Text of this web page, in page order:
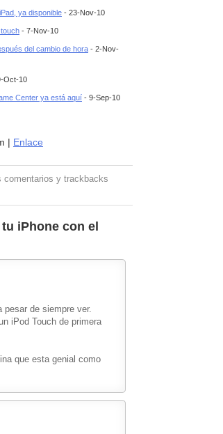
ya disponible - 23-Nov-10
- 7-Nov-10
del cambio de hora - 2-Nov-
Oct-10
Center ya está aquí - 9-Sep-10
| Enlace
comentarios y trackbacks
iPhone con el
pesar de siempre ver.
iPod Touch de primera
que esta genial como